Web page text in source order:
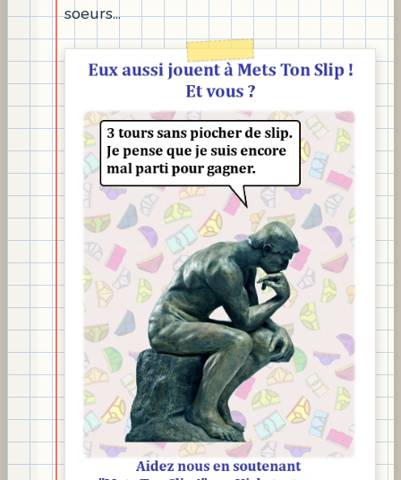
soeurs...